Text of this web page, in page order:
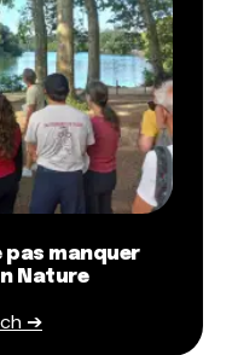
manquer
Nature
➔